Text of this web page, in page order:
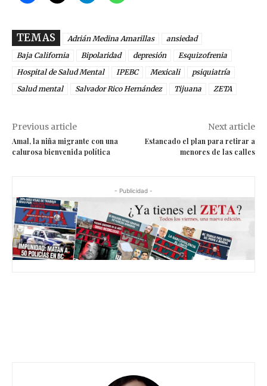
TEMAS Adrián Medina Amarillas
ansiedad
Baja California
Bipolaridad depresión
Esquizofrenia
Hospital de Salud Mental
IPEBC Mexicali
psiquiatría
Salud mental
Salvador Rico Hernández Tijuana ZETA
Previous article
Amal, la niña migrante con una
calurosa bienvenida política
Next article
Estancado el plan para retirar a
menores de las calles
- Publicidad -